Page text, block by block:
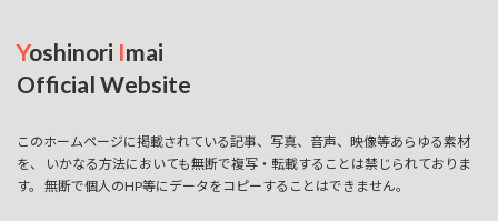
ン
Yoshinori Imai
Official Website
このホームページに掲載されている記事、写真、音声、映像等あらゆる素材
を、 いかなる方法においても無断で複写・転載することは禁じられておりま
す。 無断で個人のHP等にデータをコピーすることはできません。